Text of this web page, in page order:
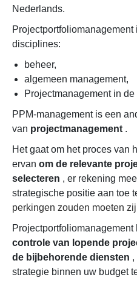
Nederlands.
disciplines:
beheer,
algemeen management,
Projectmanagement in
PPM-management is een
van projectmanagement .
Het gaat om het proces van
ervan om de relevante
selecteren , er rekening
strategische positie aan toe
perkingen zouden moeten
controle van lopende
de bijbehorende diensten ,
strategie binnen uw budget